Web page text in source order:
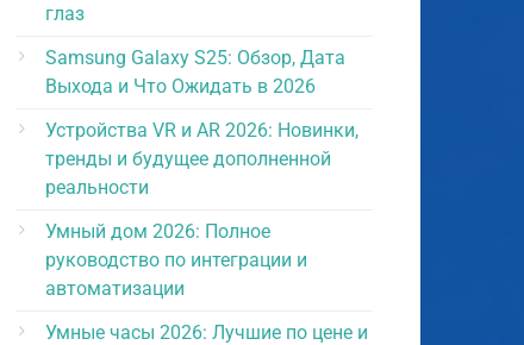
глаз
Samsung Galaxy S25: Обзор, Дата
Выхода и Что Ожидать в 2026
Устройства VR и AR 2026: Новинки,
тренды и будущее дополненной
реальности
Умный дом 2026: Полное
руководство по интеграции и
автоматизации
Умные часы 2026: Лучшие по цене и